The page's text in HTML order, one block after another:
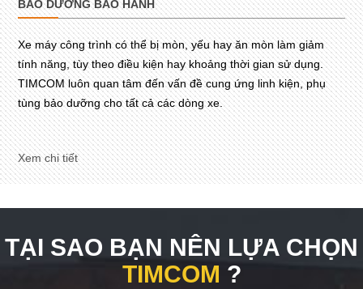
BẢO DƯỠNG BẢO HÀNH
Xe máy công trình có thể bị mòn, yếu hay ăn mòn làm giảm
tính năng, tùy theo điều kiện hay khoảng thời gian sử dụng.
TIMCOM luôn quan tâm đến vấn đề cung ứng linh kiện, phụ
tùng bảo dưỡng cho tất cả các dòng xe.
Xem chi tiết
TẠI SAO BẠN NÊN LỰA CHỌN
TIMCOM ?